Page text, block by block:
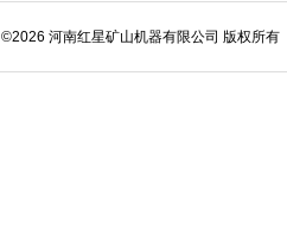
©2026 河南红星矿山机器有限公司 版权所